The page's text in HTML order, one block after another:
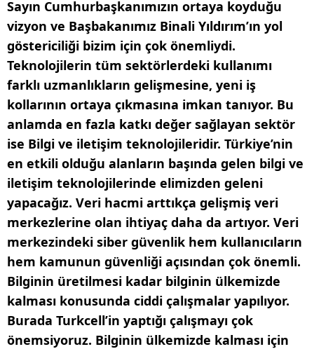
Sayın Cumhurbaşkanımızın ortaya koyduğu
vizyon ve Başbakanımız Binali Yıldırım’ın yol
göstericiliği bizim için çok önemliydi.
Teknolojilerin tüm sektörlerdeki kullanımı
farklı uzmanlıkların gelişmesine, yeni iş
kollarının ortaya çıkmasına imkan tanıyor. Bu
anlamda en fazla katkı değer sağlayan sektör
ise Bilgi ve iletişim teknolojileridir. Türkiye’nin
en etkili olduğu alanların başında gelen bilgi ve
iletişim teknolojilerinde elimizden geleni
yapacağız. Veri hacmi arttıkça gelişmiş veri
merkezlerine olan ihtiyaç daha da artıyor. Veri
merkezindeki siber güvenlik hem kullanıcıların
hem kamunun güvenliği açısından çok önemli.
Bilginin üretilmesi kadar bilginin ülkemizde
kalması konusunda ciddi çalışmalar yapılıyor.
Burada Turkcell’in yaptığı çalışmayı çok
önemsiyoruz. Bilginin ülkemizde kalması için